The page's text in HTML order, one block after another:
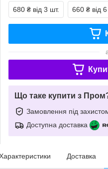
680 ₴ від 3 шт. 660 ₴ від
Що таке купити з
Замовлення під
Доступна доставка
Доставка